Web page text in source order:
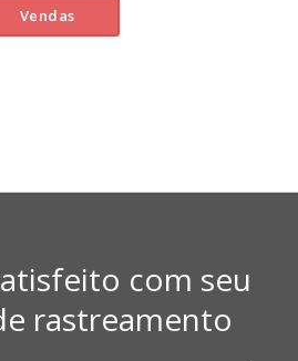
Vendas
com seu
rastreamento